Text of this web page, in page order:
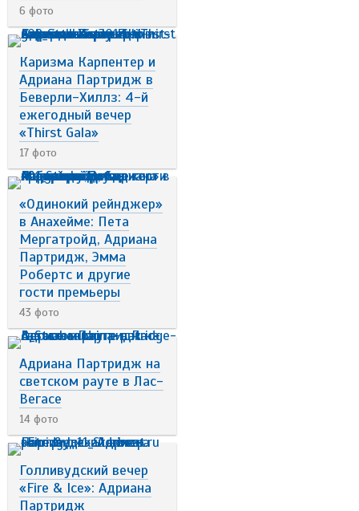
6 фото
Каризма Карпентер и
Адриана Партридж в
Беверли-Хиллз: 4-й
ежегодный вечер
«Thirst Gala»
17 фото
«Одинокий рейнджер»
в Анахейме: Пета
Мергатройд, Адриана
Партридж, Эмма
Робертс и другие
гости премьеры
43 фото
Адриана Партридж на
светском рауте в Лас-
Вегасе
14 фото
Голливудский вечер
«Fire & Ice»: Адриана
Партридж